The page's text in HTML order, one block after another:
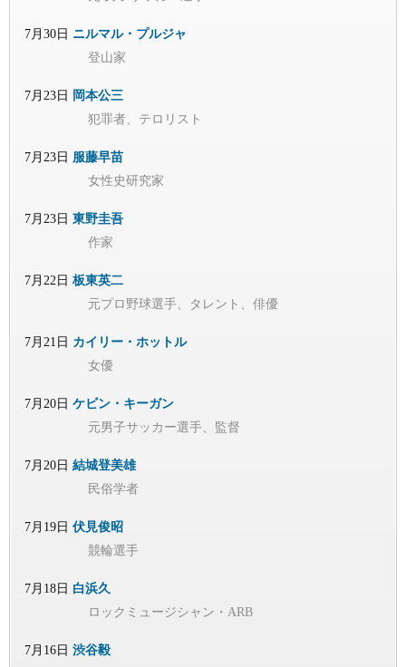
7月30日 ニルマル・プルジャ
登山家
7月23日 岡本公三
犯罪者、テロリスト
7月23日 服藤早苗
女性史研究家
7月23日 東野圭吾
作家
7月22日 板東英二
元プロ野球選手、タレント、俳優
7月21日 カイリー・ホットル
女優
7月20日 ケビン・キーガン
元男子サッカー選手、監督
7月20日 結城登美雄
民俗学者
7月19日 伏見俊昭
競輪選手
7月18日 白浜久
ロックミュージシャン・ARB
7月16日 渋谷毅